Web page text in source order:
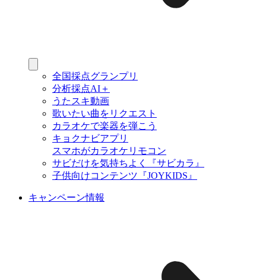
全国採点グランプリ
分析採点AI＋
うたスキ動画
歌いたい曲をリクエスト
カラオケで楽器を弾こう
キョクナビアプリ
スマホがカラオケリモコン
サビだけを気持ちよく『サビカラ』
子供向けコンテンツ『JOYKIDS』
キャンペーン情報